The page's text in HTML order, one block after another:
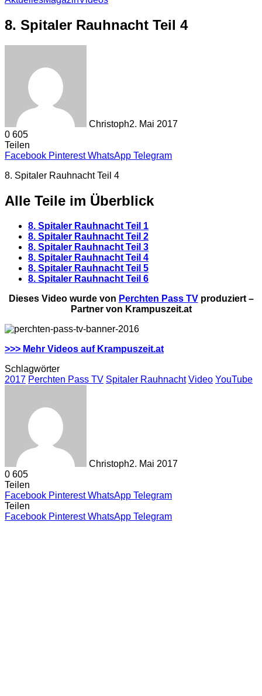
8. Spitaler Rauhnacht Teil 4
Christoph2. Mai 2017
0 605
Teilen
Facebook Pinterest WhatsApp Telegram
8. Spitaler Rauhnacht Teil 4
Alle Teile im Überblick
8. Spitaler Rauhnacht Teil 1
8. Spitaler Rauhnacht Teil 2
8. Spitaler Rauhnacht Teil 3
8. Spitaler Rauhnacht Teil 4
8. Spitaler Rauhnacht Teil 5
8. Spitaler Rauhnacht Teil 6
Dieses Video wurde von Perchten Pass TVproduziert –
Partner von Krampuszeit.at
>>> Mehr Videos auf Krampuszeit.at
Schlagwörter
2017 Perchten Pass TV Spitaler Rauhnacht Video YouTube
Christoph2. Mai 2017
0 605
Teilen
Facebook Pinterest WhatsApp Telegram
Teilen
Facebook Pinterest WhatsApp Telegram